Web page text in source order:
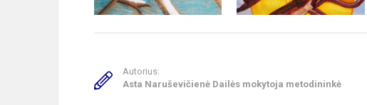
Autorius:
Asta Naruševičienė Dailės mokytoja metodininkė